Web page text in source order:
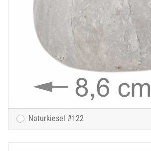
Naturkiesel #122